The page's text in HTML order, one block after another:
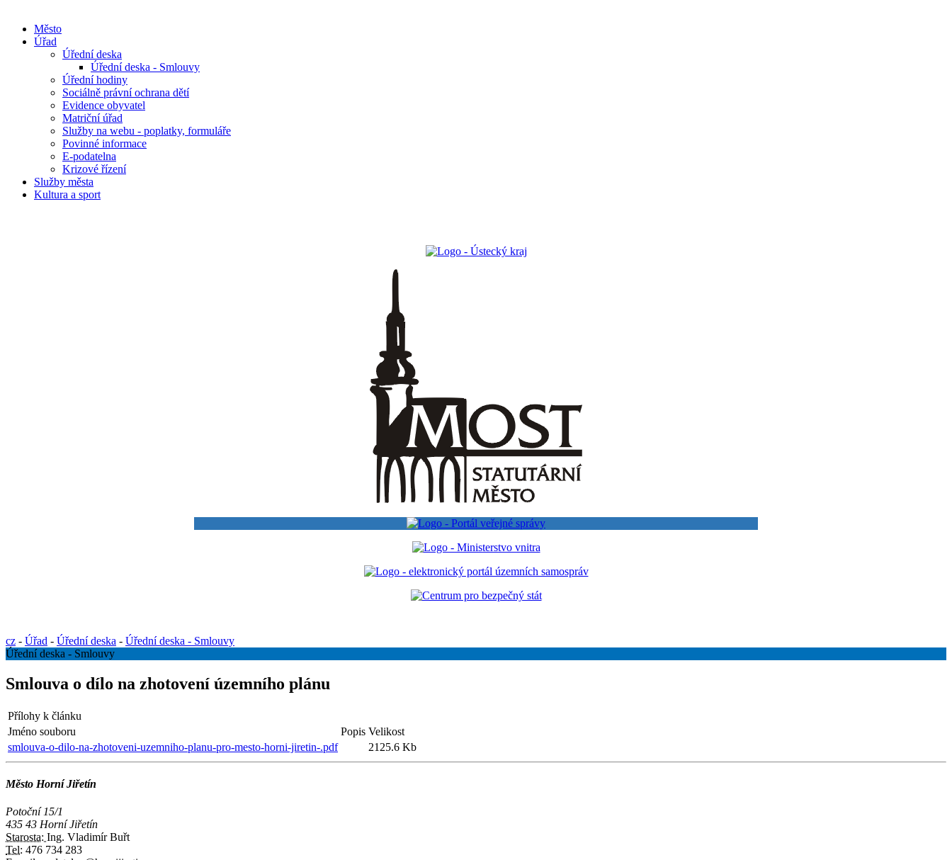
Město
Úřad
Úřední deska
Úřední deska - Smlouvy
Úřední hodiny
Sociálně právní ochrana dětí
Evidence obyvatel
Matriční úřad
Služby na webu - poplatky, formuláře
Povinné informace
E-podatelna
Krizové řízení
Služby města
Kultura a sport
cz - Úřad - Úřední deska - Úřední deska - Smlouvy
Úřední deska - Smlouvy
Smlouva o dílo na zhotovení územního plánu
Přílohy k článku
Jméno souboru
Popis Velikost
smlouva-o-dilo-na-zhotoveni-uzemniho-planu-pro-mesto-horni-jiretin-.pdf
2125.6 Kb
Město Horní Jiřetín
Potoční 15/1
435 43 Horní Jiřetín
Starosta: Ing. Vladimír Buřt
Tel: 476 734 283